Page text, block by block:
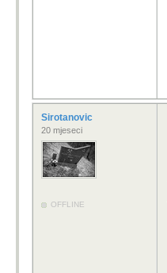
Sirotanovic
20 mjeseci
OFFLINE